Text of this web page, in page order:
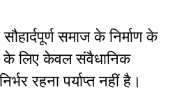
समाज के निर्माण के
के लिए केवल संवैधानिक
रहना पर्याप्त नहीं है।